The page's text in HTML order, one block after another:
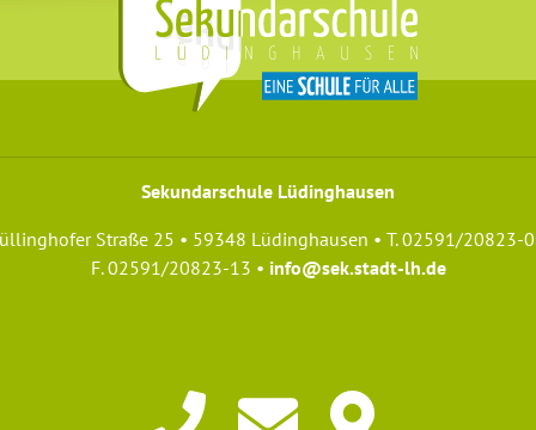
Sekundarschule Lüdinghausen
Straße 25 • 59348 Lüdinghausen • T. 02591/20823-0
F. 02591/20823-13 • info@sek.stadt-lh.de